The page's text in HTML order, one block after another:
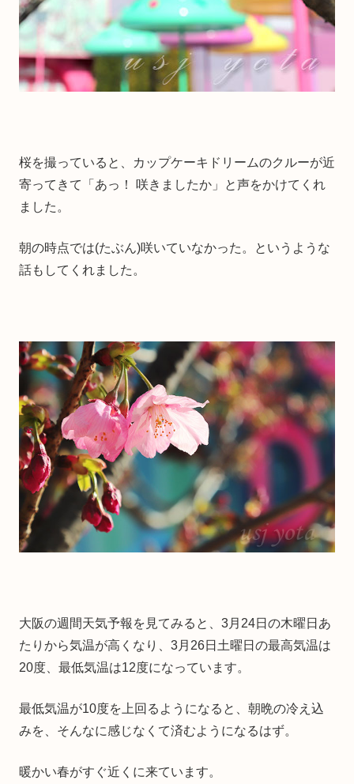
桜を撮っていると、カップケーキドリームのクルーが近
寄ってきて「あっ！ 咲きましたか」と声をかけてくれ
ました。
朝の時点では(たぶん)咲いていなかった。というような
話もしてくれました。
大阪の週間天気予報を見てみると、3月24日の木曜日あ
たりから気温が高くなり、3月26日土曜日の最高気温は
20度、最低気温は12度になっています。
最低気温が10度を上回るようになると、朝晩の冷え込
みを、そんなに感じなくて済むようになるはず。
暖かい春がすぐ近くに来ています。